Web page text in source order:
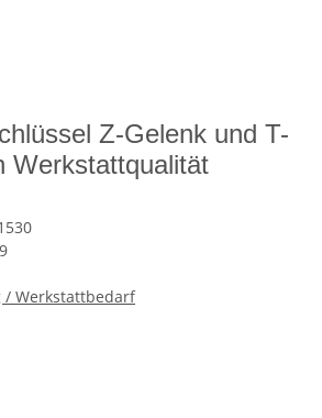
Z-Gelenk und T-
Werkstattqualität
/ Werkstattbedarf